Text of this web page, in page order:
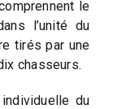
le
l’unité du
tirés par une
chasseurs.
du